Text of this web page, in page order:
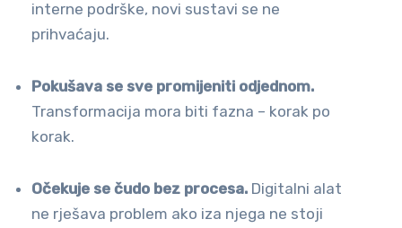
interne podrške, novi sustavi se ne
prihvaćaju.
Pokušava se sve promijeniti odjednom.
Transformacija mora biti fazna – korak po
korak.
Očekuje se čudo bez procesa. Digitalni alat
ne rješava problem ako iza njega ne stoji